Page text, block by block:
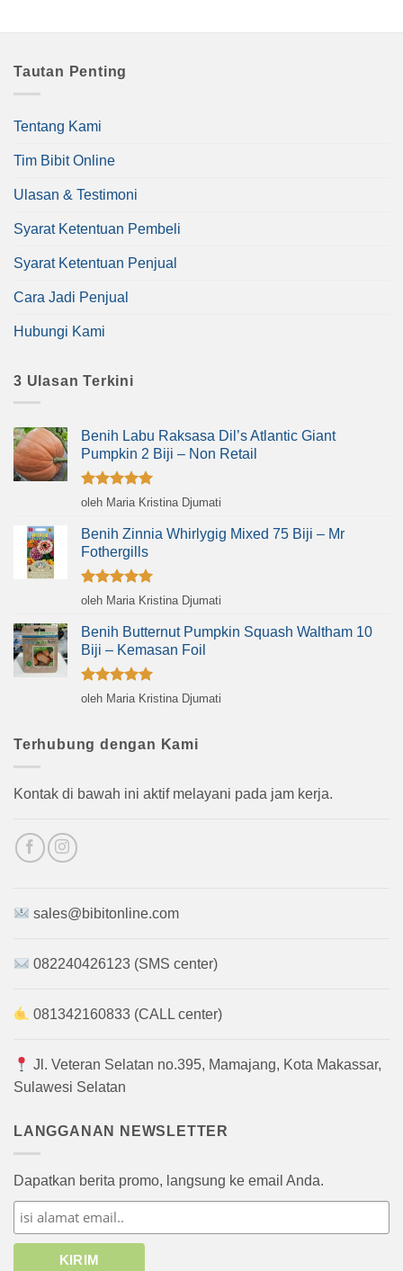
Tautan Penting
Tentang Kami
Tim Bibit Online
Ulasan & Testimoni
Syarat Ketentuan Pembeli
Syarat Ketentuan Penjual
Cara Jadi Penjual
Hubungi Kami
3 Ulasan Terkini
Benih Labu Raksasa Dil’s Atlantic Giant
Pumpkin 2 Biji – Non Retail
Dinilai5
oleh Maria Kristina Djumati
Benih Zinnia Whirlygig Mixed 75 Biji – Mr
Fothergills
Dinilai5
oleh Maria Kristina Djumati
Benih Butternut Pumpkin Squash Waltham 10
Biji – Kemasan Foil
Dinilai5
oleh Maria Kristina Djumati
Terhubung dengan Kami
Kontak di bawah ini aktif melayani pada jam kerja.
sales@bibitonline.com
082240426123 (SMS center)
081342160833 (CALL center)
Jl. Veteran Selatan no.395, Mamajang, Kota Makassar,
Sulawesi Selatan
LANGGANAN NEWSLETTER
Dapatkan berita promo, langsung ke email Anda.